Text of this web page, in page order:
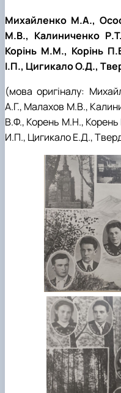
Михайленко М.А.,
М.В., Калиниченко
Корінь М.М., Корінь
І.П., Цигикало О.Д.,
(мова оригіналу:
А.Г., Малахов М.В.,
В.Ф., Корень М.Н.,
И.П., Цигикало Е.Д.,